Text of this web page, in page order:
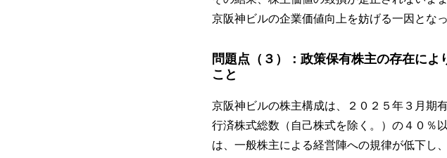
京阪神ビルの企業価値向上を妨げる一因となっ
問題点（３）：政策保有株主の存在に
こと
京阪神ビルの株主構成は、２０２５年３月期
行済株式総数（自己株式を除く。）の４０％
は、一般株主による経営陣への規律が低下し